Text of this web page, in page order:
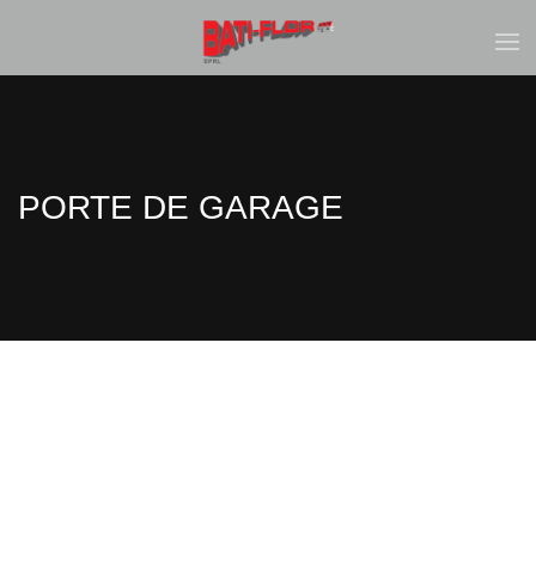
PORTE DE GARAGE